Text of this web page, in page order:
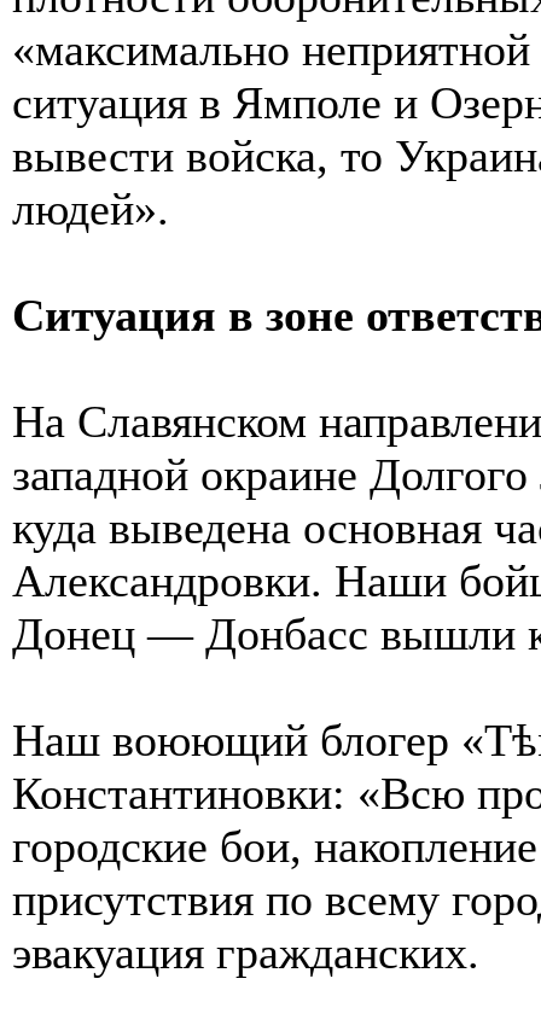
«максимально
ситуация в Ямполе и
вывести войска, то
людей».
Ситуация в зоне
На Славянском
западной окраине
куда выведена основная
Александровки. Наши
Донец — Донбасс вышли
Наш воюющий блогер
Константиновки: «Всю
городские бои,
присутствия по всему
эвакуация гражданских.